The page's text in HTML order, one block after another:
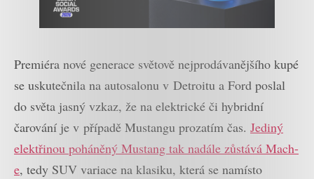
Premiéra nové generace světově nejprodávanějšího kupé
se uskutečnila na autosalonu v Detroitu a Ford poslal
do světa jasný vzkaz, že na elektrické či hybridní
čarování je v případě Mustangu prozatím čas. Jediný
elektřinou poháněný Mustang tak nadále zůstává Mach-
e, tedy SUV variace na klasiku, která se namísto